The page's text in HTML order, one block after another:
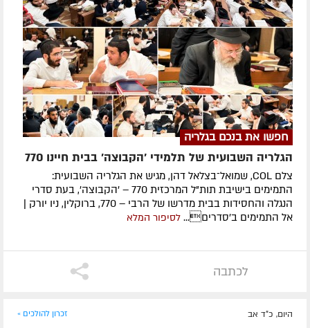
חפשו את בנכם בגלריה
הגלריה השבועית של תלמידי 'הקבוצה' בבית חיינו 770
צלם COL, שמואל־בצלאל דהן, מגיש את הגלריה השבועית:
התמימים בישיבת תות"ל המרכזית 770 – 'הקבוצה', בעת סדרי
הנגלה והחסידות בבית מדרשו של הרבי – 770, ברוקלין, ניו יורק |
אל התמימים ב'סדרים... לסיפור המלא
לכתבה
היום, כ"ד אב זכרון להולכים »